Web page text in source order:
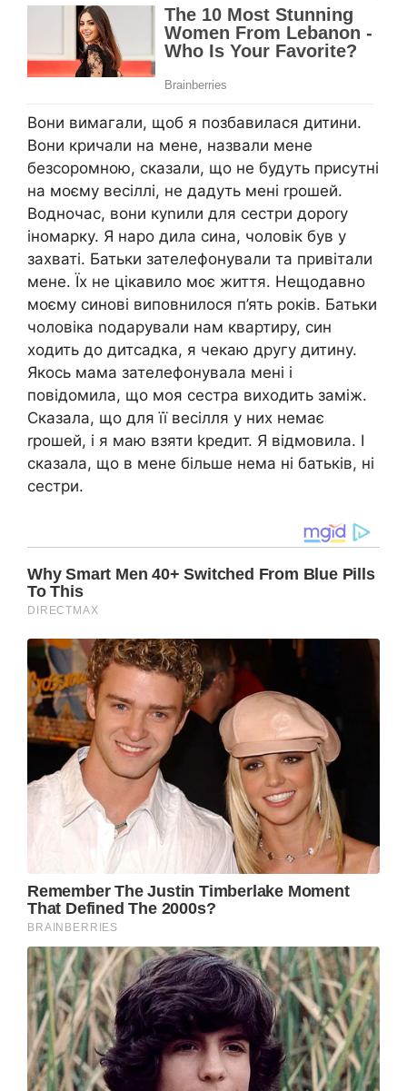
Вони вимагали, щоб я позбавилася дитини.
Вони кричали на мене, назвали мене
безсоромною, сказали, що не будуть присутні
на моєму весіллі, не дадуть мені rрошей.
Водночас, вони куnили для сестри дороrу
іномарку. Я наро дила сина, чоловік був у
захваті. Батьки зателефонували та привітали
мене. Їх не цікавило моє життя. Нещодавно
моєму синові виповнилося п’ять років. Батьки
чоловіка nодарували нам квартиру, син
ходить до дитсадка, я чекаю другу дитину.
Якось мама зателефонувала мені і
повідомила, що моя сестра виходить заміж.
Сказала, що для її весілля у них немає
rрошей, і я маю взяти kредит. Я відмовила. І
сказала, що в мене більше нема ні батьків, ні
сестри.